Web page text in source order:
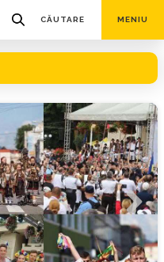
CĂUTARE MENIU